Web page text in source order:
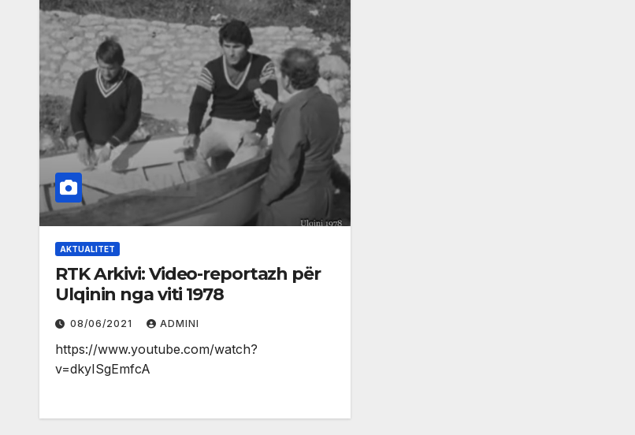
AKTUALITET
RTK Arkivi: Video-reportazh për
Ulqinin nga viti 1978
08/06/2021 ADMINI
https://www.youtube.com/watch?
v=dkyISgEmfcA